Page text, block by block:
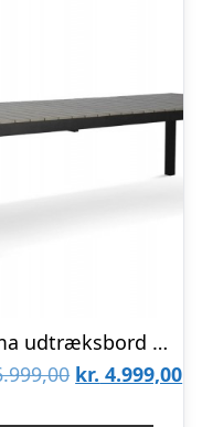
Lima udtræksbord – 100 x 205/275 – Grå
Den
kr. 4.999,00